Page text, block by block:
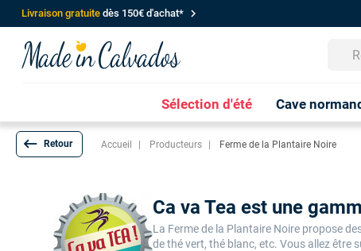
Livraison gratuitedès 150€ d'achat* chevron_right
Sélection d'été Cave
keyboard_backspace Accueil Producteurs Ferme de la Plantaire Noire
Ca va Tea est une
La Ferme de la Plantaire Noire propose
de thé vert, thé blanc, etc. Vous allez être